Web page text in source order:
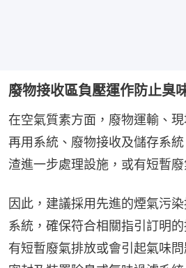
廢物接收區負壓運作防止臭
在空氣質素方面，廢物運輸、
再用系統、廢物接收及儲存系
渣進一步處理設施，或有短暫
因此，建議採用先進的煙氣污
系統，確保符合相關指引訂明
有短暫廢氣排放或會引起氣味